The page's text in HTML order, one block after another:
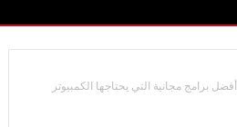
أفضل برامج مجانية التي يحتاجها الكمبيوتر